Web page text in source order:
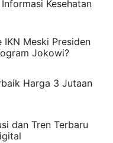
Kesehatan
IKN Meski Presiden
Jokowi?
Harga 3 Jutaan
dan Tren Terbaru